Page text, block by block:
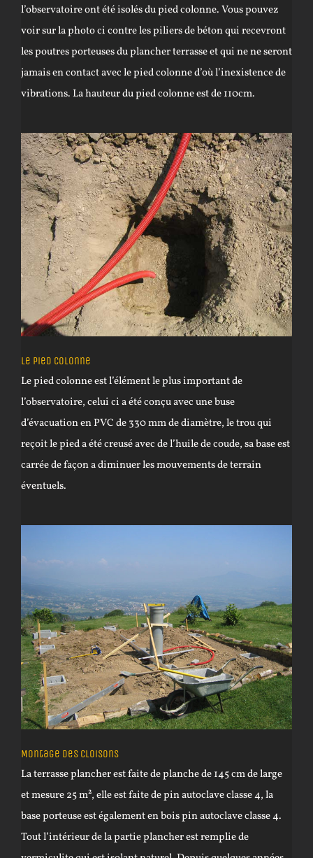
l’observatoire ont été isolés du pied colonne. Vous pouvez
voir sur la photo ci contre les piliers de béton qui recevront
les poutres porteuses du plancher terrasse et qui ne ne seront
jamais en contact avec le pied colonne d’où l’inexistence de
vibrations. La hauteur du pied colonne est de 110cm.
Le pied colonne
Le pied colonne est l’élément le plus important de
l’observatoire, celui ci a été conçu avec une buse
d’évacuation en PVC de 330 mm de diamètre, le trou qui
reçoit le pied a été creusé avec de l’huile de coude, sa base est
carrée de façon a diminuer les mouvements de terrain
éventuels.
Montage des cloisons
La terrasse plancher est faite de planche de 145 cm de large
et mesure 25 m², elle est faite de pin autoclave classe 4, la
base porteuse est également en bois pin autoclave classe 4.
Tout l’intérieur de la partie plancher est remplie de